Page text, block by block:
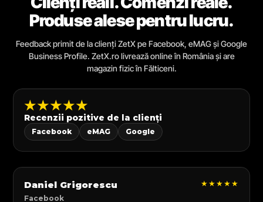
Produse alese pentru lucru.
Feedback primit de la clienți ZetX pe Facebook, eMAG și Google
Business Profile. ZetX.ro livrează online în România și are
magazin fizic în Fălticeni.
★★★★★
Recenzii pozitive de la clienți
Facebook eMAG Google
Daniel Grigorescu
Facebook
★★★★★